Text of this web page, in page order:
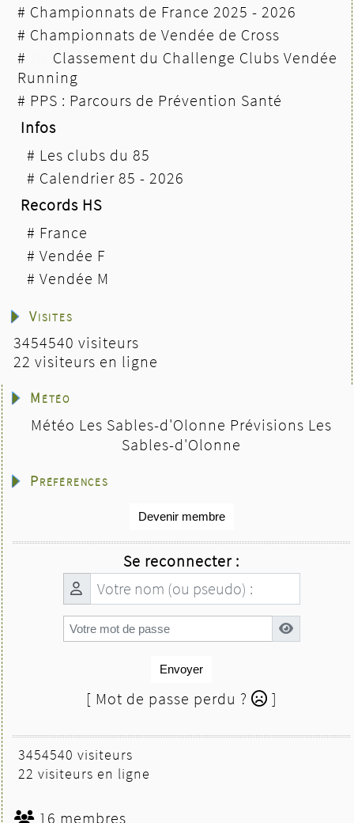
# Championnats de France 2025 - 2026
# Championnats de Vendée de Cross
#
Classement du Challenge Clubs Vendée
Running
# PPS : Parcours de Prévention Santé
Infos
# Les clubs du 85
# Calendrier 85 - 2026
Records HS
# France
# Vendée F
# Vendée M
Visites
3454540 visiteurs
22 visiteurs en ligne
Météo
Météo Les Sables-d'Olonne Prévisions Les
Sables-d'Olonne
Préférences
Devenir membre
Se reconnecter :
Envoyer
[ Mot de passe perdu ? ]
3454540 visiteurs
22 visiteurs en ligne
16 membres